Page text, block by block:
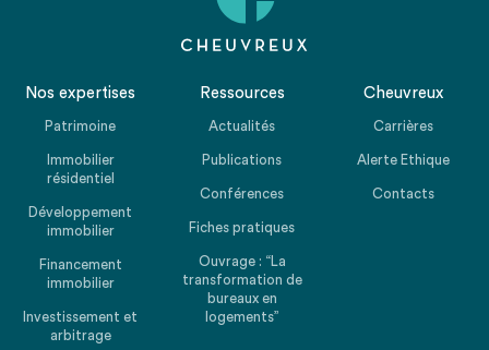
Nos expertises
Patrimoine
Immobilier
résidentiel
Développement
immobilier
Financement
immobilier
Investissement et
arbitrage
Ressources
Actualités
Publications
Conférences
Fiches pratiques
Ouvrage : “La
transformation de
bureaux en
logements”
Cheuvreux
Carrières
Alerte Ethique
Contacts